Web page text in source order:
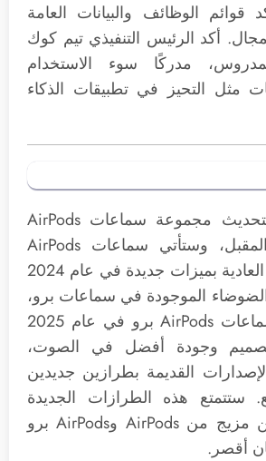
الوظائف والبيانات العامة
أكد الرئيس التنفيذي تيم كوك
مدركًا سوء الاستخدام
مثل التحيز في تطبيقات الذكاء
◉ تخطط آبل لتحديث مجموعة سماعات AirPods
بدءًا من العام المقبل، وستأتي سماعات AirPods
وAirPods ماكس العادية بميزات جديدة في عام 2024
الموجودة في سماعات برو،
وسيتم تحديث سماعات AirPods برو في عام 2025
وجودة أفضل في الصوت،
القديمة بطرازين جديدين
ستتمتع هذه الطرازات الجديدة
بتصميم عبارة عن مزيج من AirPods وAirPods برو
أقصر.